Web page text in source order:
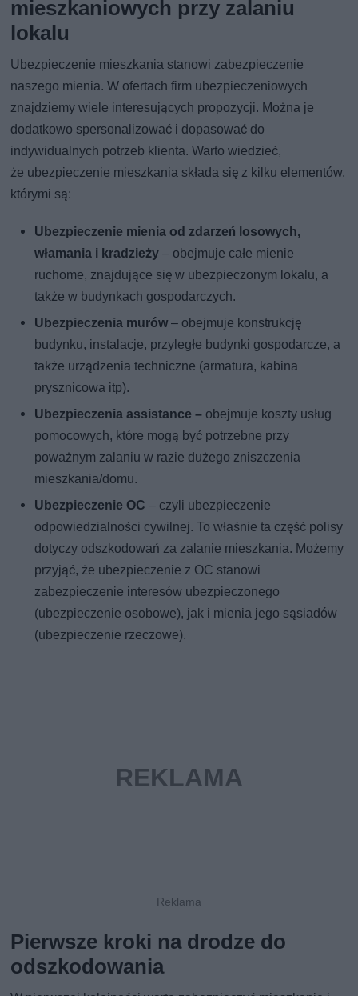
mieszkaniowych przy zalaniu
lokalu
Ubezpieczenie mieszkania stanowi zabezpieczenie
naszego mienia. W ofertach firm ubezpieczeniowych
znajdziemy wiele interesujących propozycji. Można je
dodatkowo spersonalizować i dopasować do
indywidualnych potrzeb klienta. Warto wiedzieć,
że ubezpieczenie mieszkania składa się z kilku elementów,
którymi są:
Ubezpieczenie mienia od zdarzeń losowych,
włamania i kradzieży – obejmuje całe mienie
ruchome, znajdujące się w ubezpieczonym lokalu, a
także w budynkach gospodarczych.
Ubezpieczenia murów – obejmuje konstrukcję
budynku, instalacje, przyległe budynki gospodarcze, a
także urządzenia techniczne (armatura, kabina
prysznicowa itp).
Ubezpieczenia assistance – obejmuje koszty usług
pomocowych, które mogą być potrzebne przy
poważnym zalaniu w razie dużego zniszczenia
mieszkania/domu.
Ubezpieczenie OC – czyli ubezpieczenie
odpowiedzialności cywilnej. To właśnie ta część polisy
dotyczy odszkodowań za zalanie mieszkania. Możemy
przyjąć, że ubezpieczenie z OC stanowi
zabezpieczenie interesów ubezpieczonego
(ubezpieczenie osobowe), jak i mienia jego sąsiadów
(ubezpieczenie rzeczowe).
Pierwsze kroki na drodze do
odszkodowania